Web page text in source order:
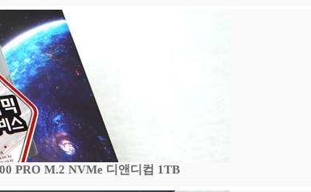
PRO M.2 NVMe 디앤디컴 1TB